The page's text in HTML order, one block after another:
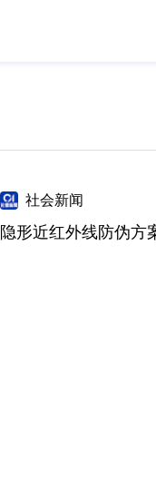
社会新闻
隐形近红外线防伪